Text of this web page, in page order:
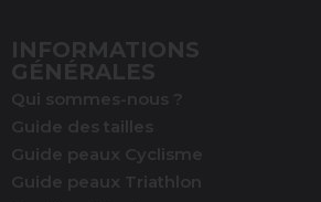
INFORMATIONS
GÉNÉRALES
Qui sommes-nous ?
Guide des tailles
Guide peaux Cyclisme
Guide peaux Triathlon